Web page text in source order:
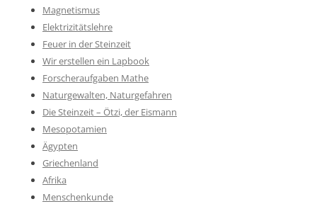
Magnetismus
Elektrizitätslehre
Feuer in der Steinzeit
Wir erstellen ein Lapbook
Forscheraufgaben Mathe
Naturgewalten, Naturgefahren
Die Steinzeit – Ötzi, der Eismann
Mesopotamien
Ägypten
Griechenland
Afrika
Menschenkunde